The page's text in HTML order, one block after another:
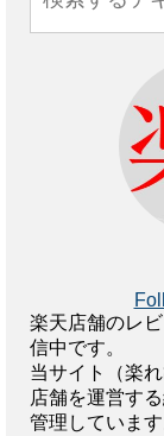
楽天店舗のレ
信中です。
当サイト（楽
店舗を運営す
管理していま